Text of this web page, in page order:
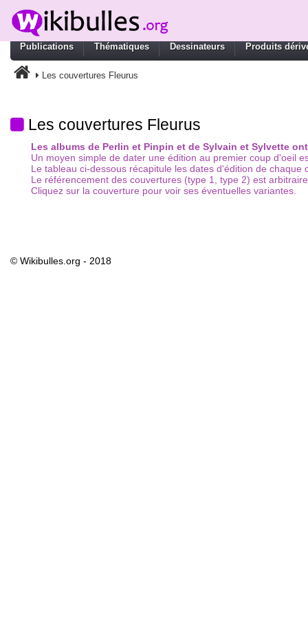
Publications Thématiques Dessinateurs Produits
Les couvertures Fleurus
Les couvertures Fleurus
Les albums de Perlin et Pinpin et de Sylvain et Sylvette
Un moyen simple de dater une édition au premier coup d'oeil
Le tableau ci-dessous récapitule les dates d'édition de chaque
Le référencement des couvertures (type 1, type 2) est
Cliquez sur la couverture pour voir ses éventuelles variantes.
© Wikibulles.org - 2018